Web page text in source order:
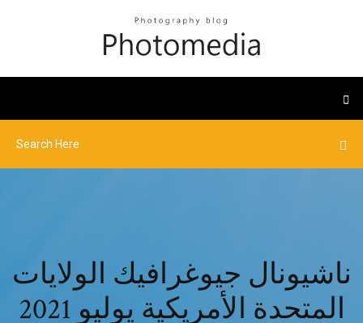
ناشيونال جيوغرافيك الولايات
المتحدة الأمريكية يوليو 2021